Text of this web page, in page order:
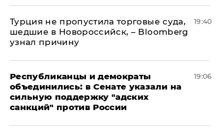
Турция не пропустила торговые суда,
шедшие в Новороссийск, – Bloomberg
узнал причину
19:40
Республиканцы и демократы
объединились: в Сенате указали на
сильную поддержку "адских
санкций" против России
19:06